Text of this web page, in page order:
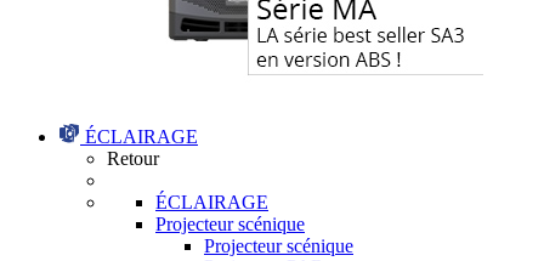
ÉCLAIRAGE
Retour
ÉCLAIRAGE
Projecteur scénique
Projecteur scénique